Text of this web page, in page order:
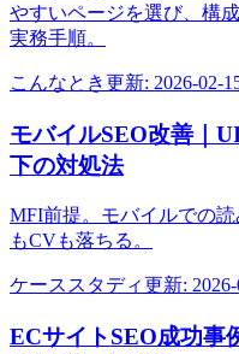
やすいページを選び、構
実務手順。
こんなとき更新: 2026-02-
モバイルSEO改善｜
下の対処法
MFI前提。モバイルでの
もCVも落ちる。
ケーススタディ更新:
ECサイトSEO成功事